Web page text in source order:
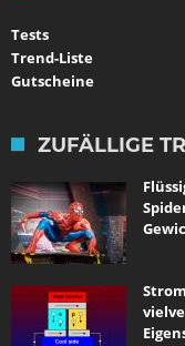
Tests
Trend-Liste
Gutscheine
ZUFÄLLIGE